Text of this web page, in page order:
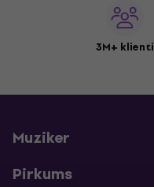
3M+ klienti
Muziker
Pirkums